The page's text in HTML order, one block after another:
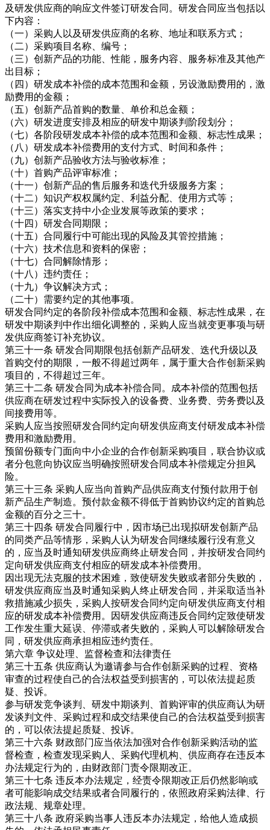
及研发供应商的响应文件签订研发合同。研发合同应当包括以
下内容：
（一）采购人以及研发供应商的名称、地址和联系方式；
（二）采购项目名称、编号；
（三）创新产品的功能、性能，服务内容、服务标准及其他产
出目标；
（四）研发成本补偿的成本范围和金额，另设激励费用的，激
励费用的金额；
（五）创新产品首购的数量、单价和总金额；
（六）研发进度安排及相应的研发中期谈判阶段划分；
（七）各阶段研发成本补偿的成本范围和金额、标志性成果；
（八）研发成本补偿费用的支付方式、时间和条件；
（九）创新产品验收方法与验收标准；
（十）首购产品评审标准；
（十一）创新产品的售后服务和迭代升级服务方案；
（十二）知识产权权属约定、利益分配、使用方式等；
（十三）落实支持中小企业发展等政策的要求；
（十四）研发合同期限；
（十五）合同履行中可能出现的风险及其管控措施；
（十六）技术信息和资料的保密；
（十七）合同解除情形；
（十八）违约责任；
（十九）争议解决方式；
（二十）需要约定的其他事项。
研发合同约定的各阶段补偿成本范围和金额、标志性成果，在
研发中期谈判中作出细化调整的，采购人应当就变更事项与研
发供应商签订补充协议。
第三十一条 研发合同期限包括创新产品研发、迭代升级以及
首购交付的期限，一般不得超过两年，属于重大合作创新采购
项目的，不得超过三年。
第三十二条 研发合同为成本补偿合同。成本补偿的范围包括
供应商在研发过程中实际投入的设备费、业务费、劳务费以及
间接费用等。
采购人应当按照研发合同约定向研发供应商支付研发成本补偿
费用和激励费用。
预留份额专门面向中小企业的合作创新采购项目，联合协议或
者分包意向协议应当明确按照研发合同成本补偿规定分担风
险。
第三十三条 采购人应当向首购产品供应商支付预付款用于创
新产品生产制造。预付款金额不得低于首购协议约定的首购总
金额的百分之三十。
第三十四条 研发合同履行中，因市场已出现拟研发创新产品
的同类产品等情形，采购人认为研发合同继续履行没有意义
的，应当及时通知研发供应商终止研发合同，并按研发合同约
定向研发供应商支付相应的研发成本补偿费用。
因出现无法克服的技术困难，致使研发失败或者部分失败的，
研发供应商应当及时通知采购人终止研发合同，并采取适当补
救措施减少损失，采购人按研发合同约定向研发供应商支付相
应的研发成本补偿费用。因研发供应商违反合同约定致使研发
工作发生重大延误、停滞或者失败的，采购人可以解除研发合
同，研发供应商承担相应违约责任。
第六章 争议处理、监督检查和法律责任
第三十五条 供应商认为邀请参与合作创新采购的过程、资格
审查的过程使自己的合法权益受到损害的，可以依法提起质
疑、投诉。
参与研发竞争谈判、研发中期谈判、首购评审的供应商认为研
发谈判文件、采购过程和成交结果使自己的合法权益受到损害
的，可以依法提起质疑、投诉。
第三十六条 财政部门应当依法加强对合作创新采购活动的监
督检查，检查发现采购人、采购代理机构、供应商存在违反本
办法规定行为的，由财政部门责令限期改正。
第三十七条 违反本办法规定，经责令限期改正后仍然影响或
者可能影响成交结果或者合同履行的，依照政府采购法律、行
政法规、规章处理。
第三十八条 政府采购当事人违反本办法规定，给他人造成损